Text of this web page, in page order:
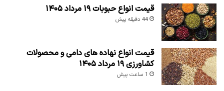
قیمت انواع حبوبات ۱۹ مرداد ۱۴۰۵
44 دقیقه پیش
قیمت انواع نهاده های دامی و محصولات
کشاورزی ۱۹ مرداد ۱۴۰۵
1 ساعت پیش